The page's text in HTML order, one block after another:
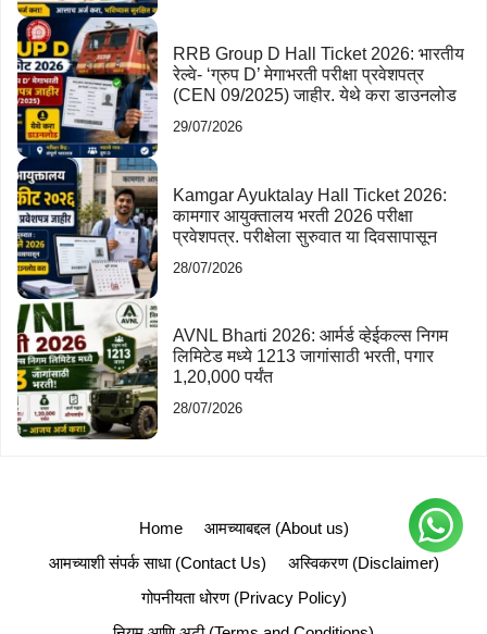
RRB Group D Hall Ticket 2026: भारतीय
रेल्वे- ‘ग्रुप D’ मेगाभरती परीक्षा प्रवेशपत्र
(CEN 09/2025) जाहीर. येथे करा डाउनलोड
29/07/2026
Kamgar Ayuktalay Hall Ticket 2026:
कामगार आयुक्तालय भरती 2026 परीक्षा
प्रवेशपत्र. परीक्षेला सुरुवात या दिवसापासून
28/07/2026
AVNL Bharti 2026: आर्मर्ड व्हेईकल्स निगम
लिमिटेड मध्ये 1213 जागांसाठी भरती, पगार
1,20,000 पर्यंत
28/07/2026
Home
आमच्याबद्दल (About us)
आमच्याशी संपर्क साधा (Contact Us)
अस्विकरण (Disclaimer)
गोपनीयता धोरण (Privacy Policy)